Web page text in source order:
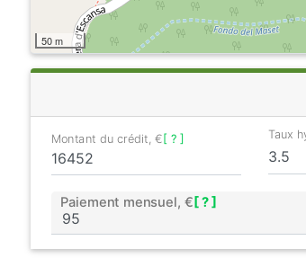
50 m
Montant du crédit, €[ ? ] Taux
Paiement mensuel, € [ ? ]